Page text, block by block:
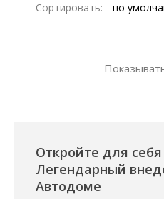
Сортировать:
Откройте для
Легендарный
Автодоме